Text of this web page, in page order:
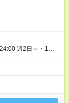
一ヶ月とさせてい
同時給）
週2日～・1日
帯 9:00-14:00 〇午
帯 22:00-翌5:00 基